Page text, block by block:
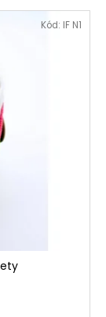
Kód: IF N1